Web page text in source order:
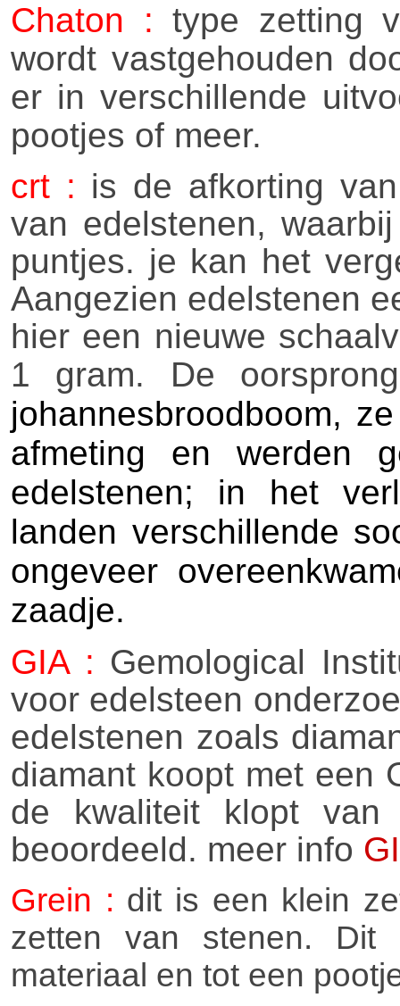
Chaton : type zetting
wordt vastgehouden
er in verschillende
pootjes of meer.
crt : is de afkorting
van edelstenen,
puntjes. je kan het
Aangezien edelstenen
hier een nieuwe
1 gram. De
johannesbroodboom,
afmeting en werden
edelstenen; in het
landen verschillende
ongeveer
zaadje.
GIA : Gemological
voor edelsteen
edelstenen zoals
diamant koopt met een
de kwaliteit klopt
beoordeeld. meer info
Grein : dit is een klein
zetten van stenen. Dit
materiaal en tot een